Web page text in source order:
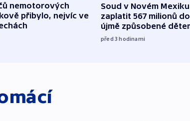
nemotorových
přibylo, nejvíc ve
Soud v Novém
zaplatit 567 milionů
újmě způsobené
před 3hodinami